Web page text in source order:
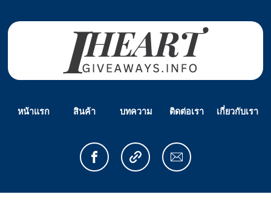
หน้าแรก สินค้า บทความ ติดต่อเรา เกี่ยวกับเรา